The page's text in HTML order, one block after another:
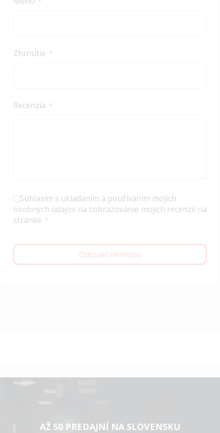
Zhrnutie
Recenzia
Súhlasím s ukladaním a používaním mojich
osobných údajov na zobrazovanie mojich recenzií na
stránke
Odoslať recenziu
AŽ 50 PREDAJNÍ NA SLOVENSKU